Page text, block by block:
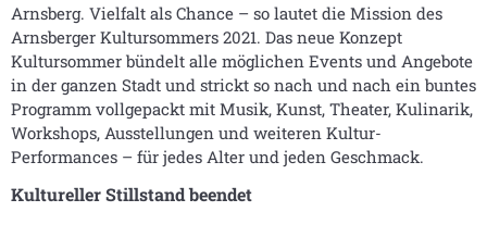
Arnsberg. Vielfalt als Chance – so lautet die Mission des
Arnsberger Kultursommers 2021. Das neue Konzept
Kultursommer bündelt alle möglichen Events und Angebote
in der ganzen Stadt und strickt so nach und nach ein buntes
Programm vollgepackt mit Musik, Kunst, Theater, Kulinarik,
Workshops, Ausstellungen und weiteren Kultur-
Performances – für jedes Alter und jeden Geschmack.
Kultureller Stillstand beendet